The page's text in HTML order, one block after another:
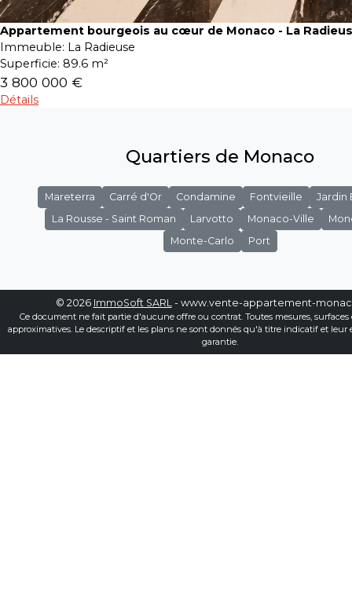
Appartement bourgeois au cœur de Monaco - La
Immeuble: La Radieuse
Superficie: 89.6 m²
3 800 000 €
Détails
Quartiers de Monaco
Mareterra Carré d'Or Condamine Fontvieille
Jardin
La Rousse - Saint Roman
Larvotto Monaco-Ville
Monte-Carlo
Port
© 2026 ImmoSoft SARL- www.vente-appartement-
Ce document ne fait partie d'aucune offre ou contrat. Toutes mesures, surfaces
approximatives. Le descriptif et les plans ne sont donnés qu'à titre indicatif et leur
garantie.